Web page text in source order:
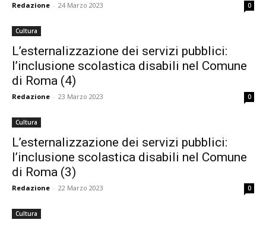
Redazione - 24 Marzo 2023 0
Cultura
L’esternalizzazione dei servizi pubblici:
l’inclusione scolastica disabili nel Comune
di Roma (4)
Redazione - 23 Marzo 2023 0
Cultura
L’esternalizzazione dei servizi pubblici:
l’inclusione scolastica disabili nel Comune
di Roma (3)
Redazione - 22 Marzo 2023 0
Cultura